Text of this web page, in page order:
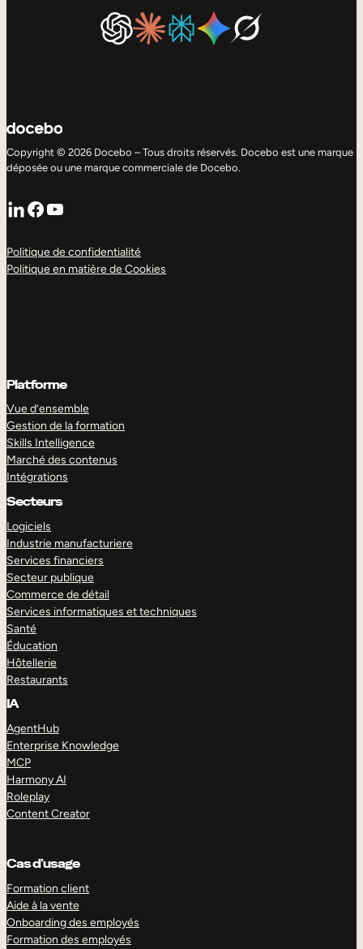
Copyright © 2026 Docebo – Tous droits réservés. Docebo est une marque
déposée ou une marque commerciale de Docebo.
LinkedIn
Facebook
YouTube
Politique de confidentialité
Politique en matière de Cookies
Platforme
Vue d’ensemble
Gestion de la formation
Skills Intelligence
Marché des contenus
Intégrations
Secteurs
Logiciels
Industrie manufacturiere
Services financiers
Secteur publique
Commerce de détail
Services informatiques et techniques
Santé
Éducation
Hôtellerie
Restaurants
IA
AgentHub
Enterprise Knowledge
MCP
Harmony AI
Roleplay
Content Creator
Cas d’usage
Formation client
Aide à la vente
Onboarding des employés
Formation des employés